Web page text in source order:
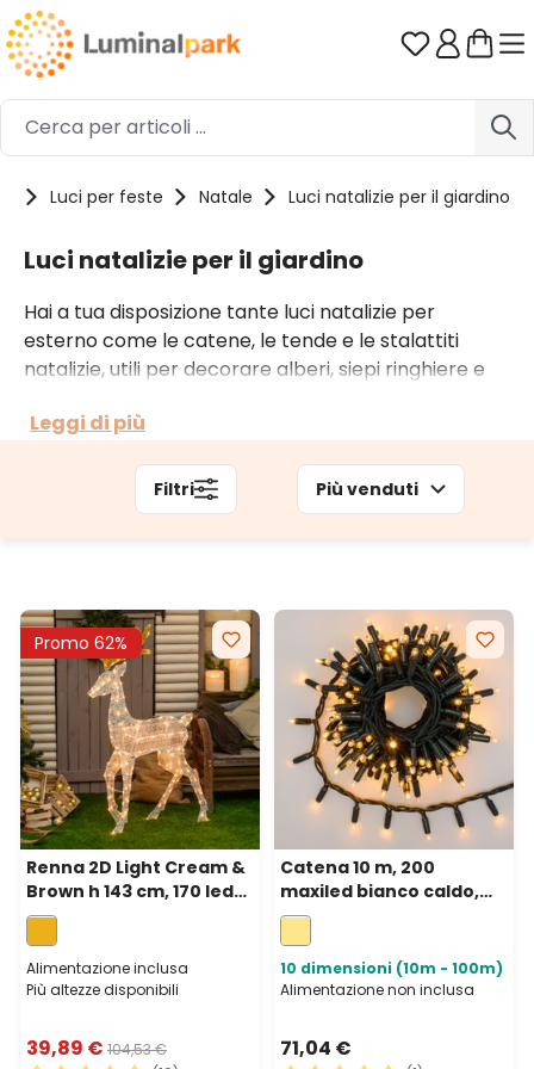
Passa al contenuto principale Hai 0
Luci per feste Natale Luci natalizie per il giardino
Luci natalizie per il giardino
Hai a tua disposizione tante luci natalizie per
esterno come le catene, le tende e le stalattiti
natalizie, utili per decorare alberi, siepi ringhiere e
proiettori – con cui puoi illuminare prati e muri –
forma di stella, sfera o renna.
Leggi di più
Filtri Più venduti
Promo 62%
Renna 2D Light Cream &
Brown h 143 cm, 170 led
bianco extra caldo
Alimentazione inclusa
Più altezze disponibili
39,89 € 104,53 €
Catena 10 m, 200
maxiled bianco caldo,
cavo verde,
prolungabile, IP67
10 dimensioni (10m - 100m)
Alimentazione non inclusa
71,04 €